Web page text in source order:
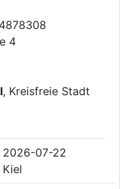
4
, Kreisfreie Stadt
2026-07-22
Kiel